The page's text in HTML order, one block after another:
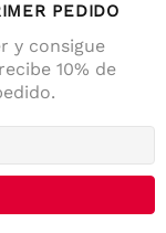
PEDIDO
y consigue
10% de
schnell. Der